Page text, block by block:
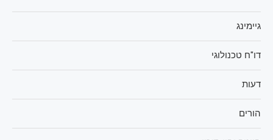
גיימינג
דו"ח טכנולוגי
דעות
הורים